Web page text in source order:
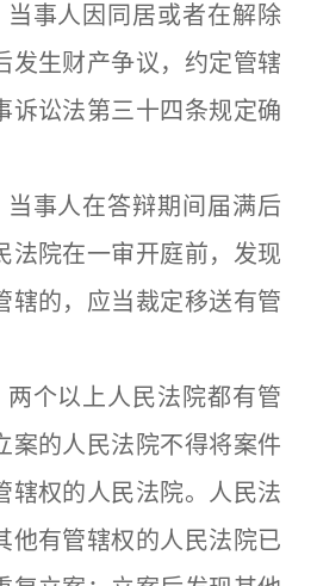
事人因同居或者在解除
发生财产争议，约定管辖
诉讼法第三十四条规定确
事人在答辩期间届满后
法院在一审开庭前，发现
辖的，应当裁定移送有管
个以上人民法院都有管
案的人民法院不得将案件
辖权的人民法院。人民法
他有管辖权的人民法院已